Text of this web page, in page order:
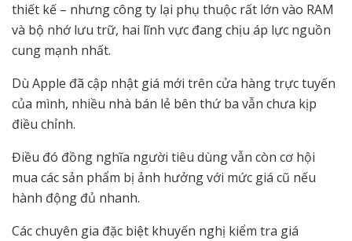
thiết kế – nhưng công ty lại phụ thuộc rất lớn vào RAM
và bộ nhớ lưu trữ, hai lĩnh vực đang chịu áp lực nguồn
cung mạnh nhất.
Dù Apple đã cập nhật giá mới trên cửa hàng trực tuyến
của mình, nhiều nhà bán lẻ bên thứ ba vẫn chưa kịp
điều chỉnh.
Điều đó đồng nghĩa người tiêu dùng vẫn còn cơ hội
mua các sản phẩm bị ảnh hưởng với mức giá cũ nếu
hành động đủ nhanh.
Các chuyên gia đặc biệt khuyến nghị kiểm tra giá